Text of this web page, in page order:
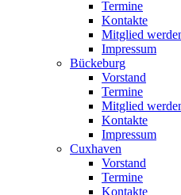
Termine
Kontakte
Mitglied
Impressum
Bückeburg
Vorstand
Termine
Mitglied
Kontakte
Impressum
Cuxhaven
Vorstand
Termine
Kontakte